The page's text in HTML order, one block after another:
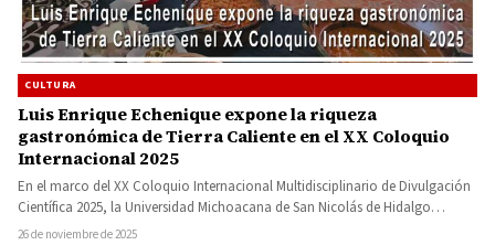
CULTURA
Luis Enrique Echenique expone la riqueza
gastronómica de Tierra Caliente en el XX Coloquio
Internacional 2025
En el marco del XX Coloquio Internacional Multidisciplinario de Divulgación
Científica 2025, la Universidad Michoacana de San Nicolás de Hidalgo…
26 de noviembre de 2025